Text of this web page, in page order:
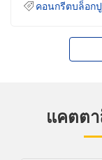
คอนกรีตบล็อก
แคตต